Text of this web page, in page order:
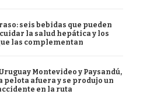
seis bebidas que pueden
la salud hepática y los
las complementan
Montevideo y Paysandú,
afuera y se produjo un
en la ruta